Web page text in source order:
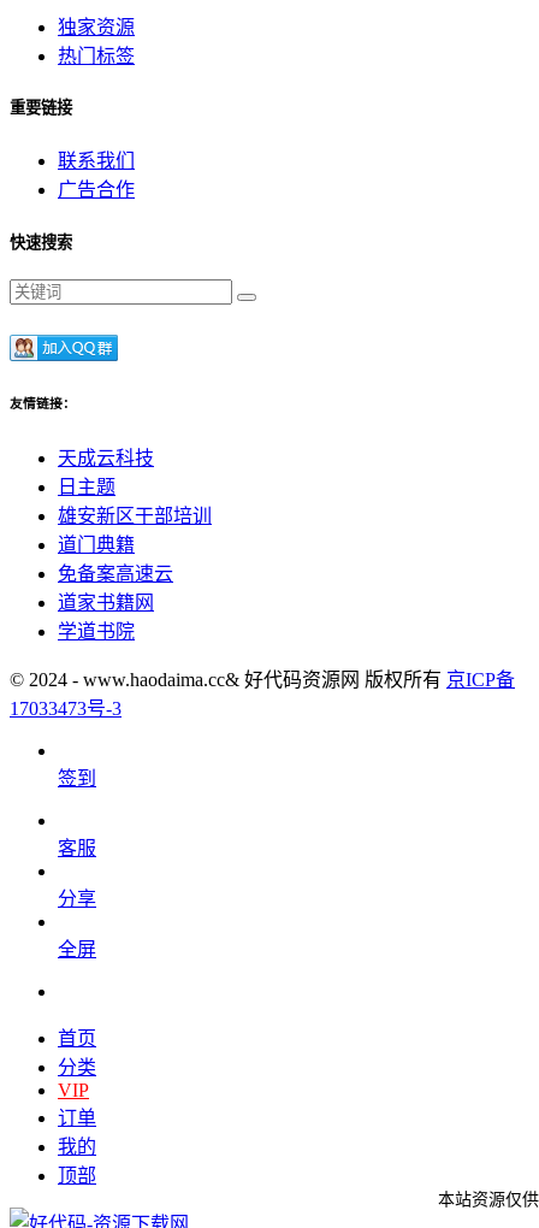
独家资源
热门标签
重要链接
联系我们
广告合作
快速搜索
友情链接：
天成云科技
日主题
雄安新区干部培训
道门典籍
免备案高速云
道家书籍网
学道书院
© 2024 - www.haodaima.cc& 好代码资源网 版权所有 京ICP备
17033473号-3
签到
客服
分享
全屏
首页
分类
VIP
订单
我的
顶部
本站资源仅